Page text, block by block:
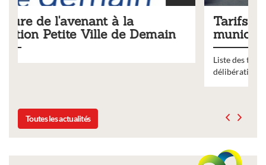
Tarifs 2026 des services
municipaux
Liste des tarifs 2026 des services municipaux,
délibération du conseil municipal du 19 décembre 2025
Toutes les actualités